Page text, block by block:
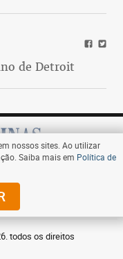
de Detroit
todos os direitos
nossos sites. Ao utilizar
Saiba mais em Política de